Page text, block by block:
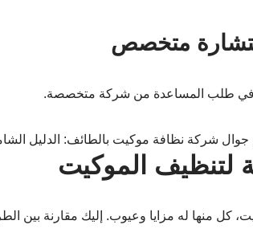
في طلب المساعدة من شركة متخصصة.
لتنظيف الموكيت
كل منها له مزايا وعيوب. إليك مقارنة بين